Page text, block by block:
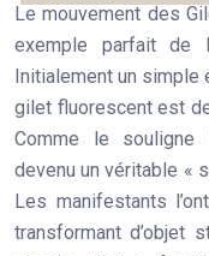
Le mouvement des
exemple parfait de
Initialement un simple
gilet fluorescent est
Comme le souligne
devenu un véritable «
Les manifestants
transformant d’objet